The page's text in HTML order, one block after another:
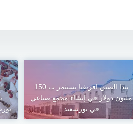
تيدا الصين افريقيا تستثمر ب 150
مليون دولار في إنشاء مجمع صناعي
في بورسعيد